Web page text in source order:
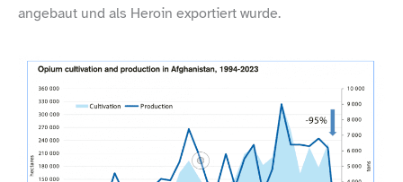
angebaut und als Heroin exportiert wurde.